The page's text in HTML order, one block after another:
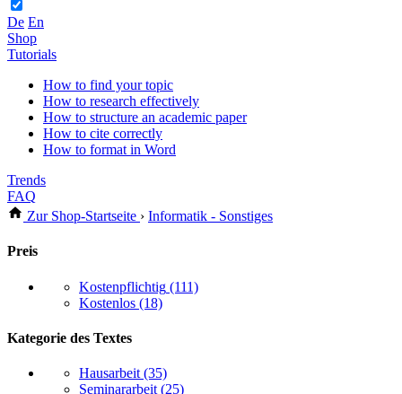
De En
Shop
Tutorials
How to find your topic
How to research effectively
How to structure an academic paper
How to cite correctly
How to format in Word
Trends
FAQ
Zur Shop-Startseite › Informatik - Sonstiges
Preis
Kostenpflichtig (111)
Kostenlos (18)
Kategorie des Textes
Hausarbeit (35)
Seminararbeit (25)